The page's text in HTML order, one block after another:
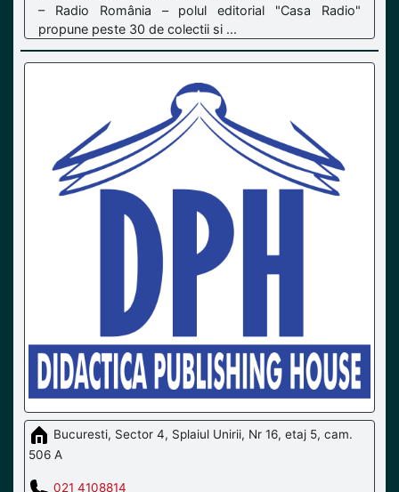
– Radio România – polul editorial "Casa Radio"
propune peste 30 de colectii si ...
Bucuresti, Sector 4, Splaiul Unirii, Nr 16, etaj 5, cam.
506 A
021 4108814